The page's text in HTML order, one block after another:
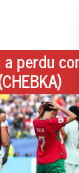
perdu